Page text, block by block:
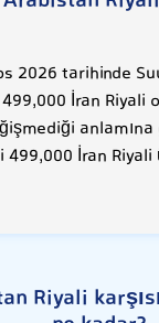
2026 tarihinde
İran Riyali
499,000 İran
Riyali